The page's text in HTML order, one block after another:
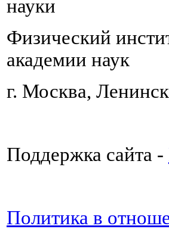
науки
Физический
академии наук
г. Москва,
Поддержка сайта -
Политика в